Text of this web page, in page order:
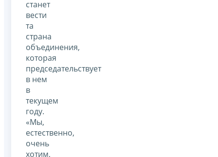
станет
вести
та
страна
объединения,
которая
председательствует
в нем
в
текущем
году.
«Мы,
естественно,
очень
хотим,